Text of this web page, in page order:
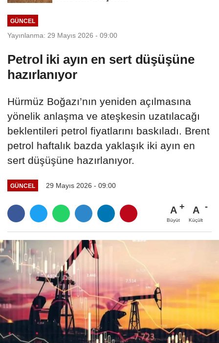
GÜNCEL
Yayınlanma: 29 Mayıs 2026 - 09:00
Petrol iki ayın en sert düşüşüne
hazırlanıyor
Hürmüz Boğazı’nın yeniden açılmasına
yönelik anlaşma ve ateşkesin uzatılacağı
beklentileri petrol fiyatlarını baskıladı. Brent
petrol haftalık bazda yaklaşık iki ayın en
sert düşüşüne hazırlanıyor.
GÜNCEL 29 Mayıs 2026 - 09:00
A
Büyüt
A
Küçült